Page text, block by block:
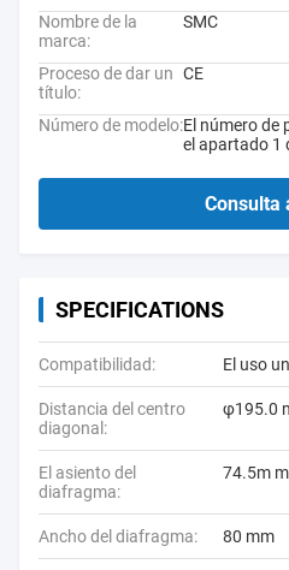
Nombre de la
marca:
SMC
Proceso de dar un
título:
CE
Número de modelo:El número de
el apartado 1
Consulta
SPECIFICATIONS
Compatibilidad: El uso
Distancia del centro
diagonal:
φ195.0
El asiento del
diafragma:
74.5m m
Ancho del diafragma: 80 mm